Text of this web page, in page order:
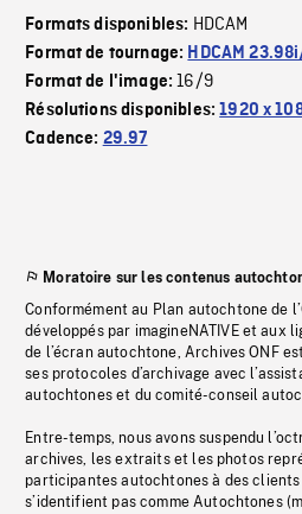
Formats disponibles: HDCAM
Format de tournage: HDCAM
Format de l'image:16/9
Résolutions disponibles:1920 x
Cadence: 29.97
Moratoire sur les contenus
Conformément au Plan autochtone de
développés par imagineNATIVE et aux
de l’écran autochtone, Archives ONF
ses protocoles d’archivage avec
autochtones et du comité-conseil
Entre-temps, nous avons suspendu
archives, les extraits et les photos
participantes autochtones à des
s’identifient pas comme Autochtones